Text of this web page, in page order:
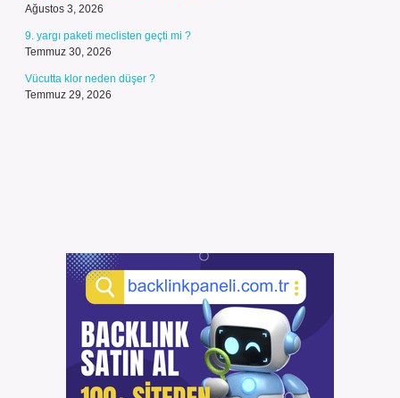
Ağustos 3, 2026
9. yargı paketi meclisten geçti mi ?
Temmuz 30, 2026
Vücutta klor neden düşer ?
Temmuz 29, 2026